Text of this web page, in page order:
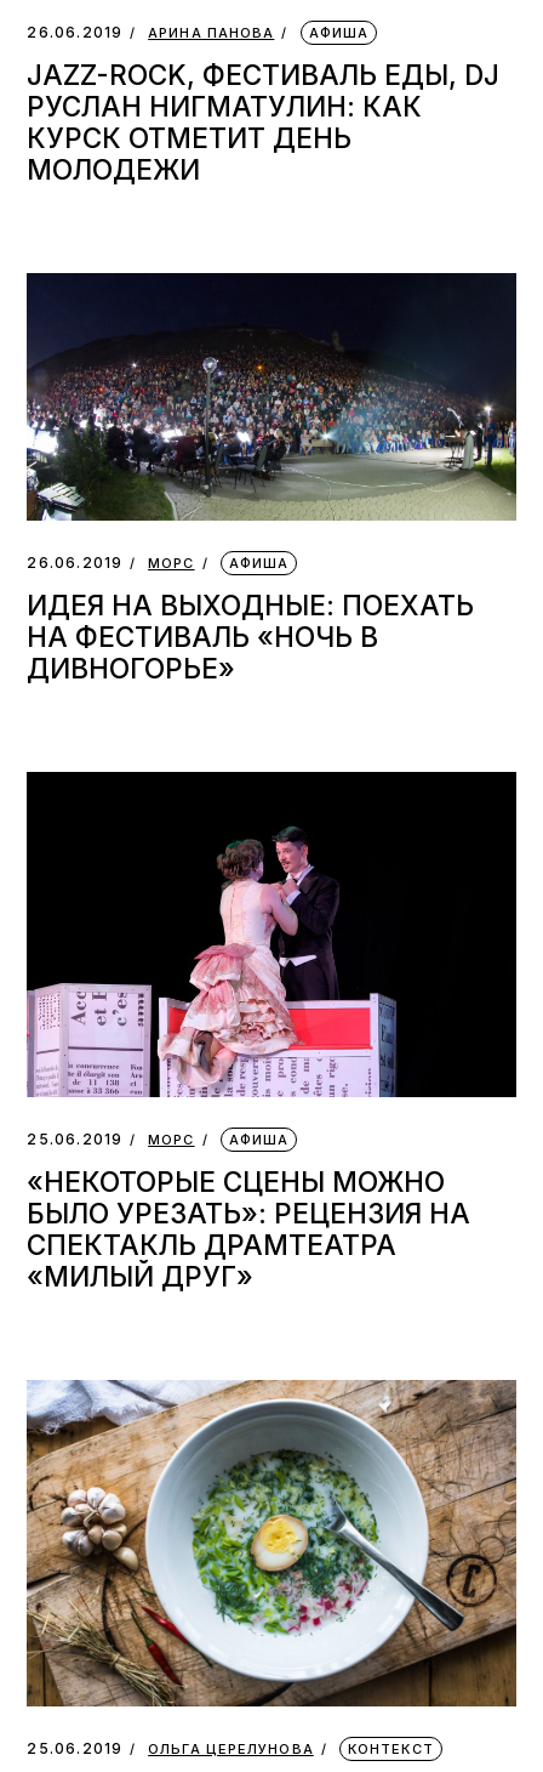
26.06.2019 АРИНА ПАНОВА АФИША
JAZZ-ROCK, ФЕСТИВАЛЬ ЕДЫ, DJ
РУСЛАН НИГМАТУЛИН: КАК
КУРСК ОТМЕТИТ ДЕНЬ
МОЛОДЕЖИ
26.06.2019 МОРС АФИША
ИДЕЯ НА ВЫХОДНЫЕ: ПОЕХАТЬ
НА ФЕСТИВАЛЬ «НОЧЬ В
ДИВНОГОРЬЕ»
25.06.2019 МОРС АФИША
«НЕКОТОРЫЕ СЦЕНЫ МОЖНО
БЫЛО УРЕЗАТЬ»: РЕЦЕНЗИЯ НА
СПЕКТАКЛЬ ДРАМТЕАТРА
«МИЛЫЙ ДРУГ»
25.06.2019 ОЛЬГА ЦЕРЕЛУНОВА КОНТЕКСТ